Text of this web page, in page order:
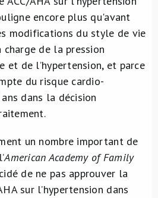
encore plus qu'avant
modifications du style de vie
charge de la pression
et de l’hypertension, et parce
du risque cardio-
dans la décision
un nombre important de
American Academy of Family
de ne pas approuver la
sur l’hypertension dans